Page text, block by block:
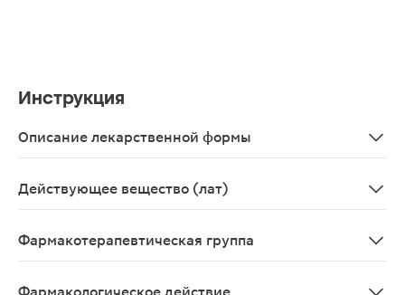
Инструкция
Описание лекарственной формы
Действующее вещество (лат)
Фармакотерапевтическая группа